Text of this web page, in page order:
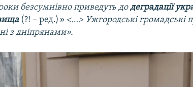
безсумнівно приведуть додеградації
(?! – ред.)» <…> Ужгородські громадські
з дніпрянами».